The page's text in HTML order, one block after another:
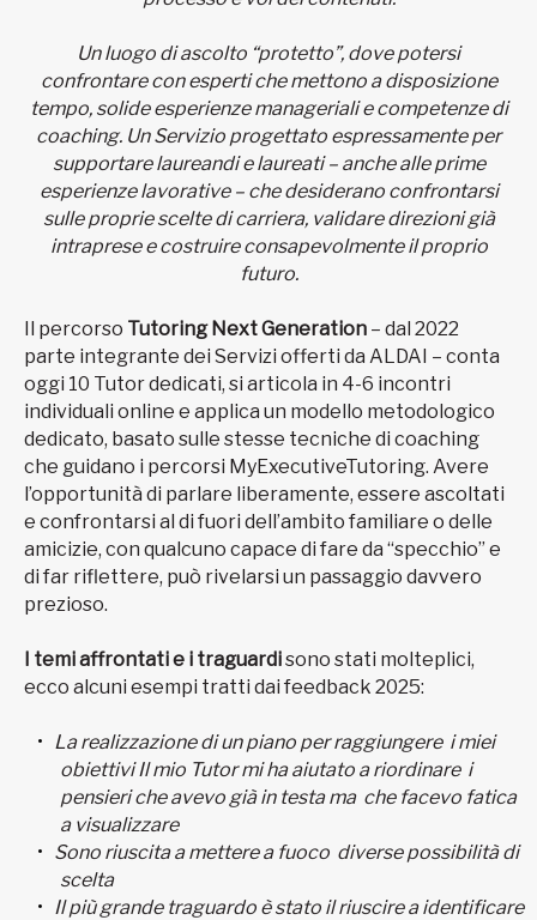
Un luogo di ascolto “protetto”, dove potersi
confrontare con esperti che mettono a disposizione
tempo, solide esperienze manageriali e competenze di
coaching. Un Servizio progettato espressamente per
supportare laureandi e laureati – anche alle prime
esperienze lavorative – che desiderano confrontarsi
sulle proprie scelte di carriera, validare direzioni già
intraprese e costruire consapevolmente il proprio
futuro.
Il percorso Tutoring Next Generation – dal 2022
parte integrante dei Servizi offerti da ALDAI – conta
oggi 10 Tutor dedicati, si articola in 4-6 incontri
individuali online e applica un modello metodologico
dedicato, basato sulle stesse tecniche di coaching
che guidano i percorsi MyExecutiveTutoring. Avere
l’opportunità di parlare liberamente, essere ascoltati
e confrontarsi al di fuori dell’ambito familiare o delle
amicizie, con qualcuno capace di fare da “specchio” e
di far riflettere, può rivelarsi un passaggio davvero
prezioso.
I temi affrontati e i traguardisono stati molteplici,
ecco alcuni esempi tratti dai feedback 2025:
La realizzazione di un piano per raggiungere i miei
obiettivi Il mio Tutor mi ha aiutato a riordinare i
pensieri che avevo già in testa ma che facevo fatica
a visualizzare
Sono riuscita a mettere a fuoco diverse possibilità di
scelta
Il più grande traguardo è stato il riuscire a identificare